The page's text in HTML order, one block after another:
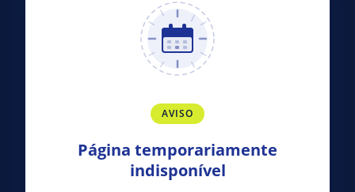
AVISO
Página temporariamente
indisponível